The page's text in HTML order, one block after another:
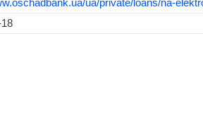
ua/private/loans/na-